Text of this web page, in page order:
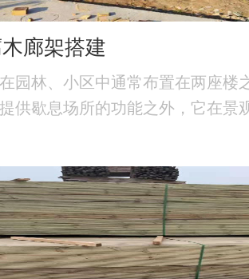
廊架搭建
园林、小区中通常布置在两座楼
供歇息场所的功能之外，它在